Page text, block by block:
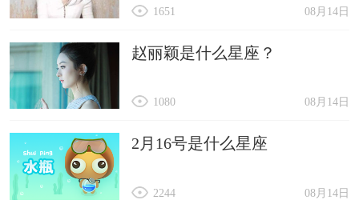
08月14日
1651
赵丽颖是什么星座？
08月14日
1080
2月16号是什么星座
08月14日
2244